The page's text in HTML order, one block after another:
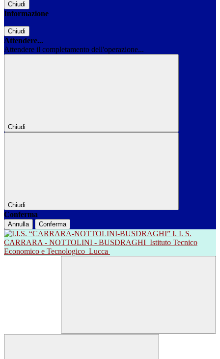
Chiudi
Informazione
Chiudi
Attendere...
Attendere il completamento dell'operazione...
Chiudi
Chiudi
Conferma
Annulla Conferma
I. I. S.
CARRARA - NOTTOLINI - BUSDRAGHI Istituto Tecnico
Economico e Tecnologico Lucca